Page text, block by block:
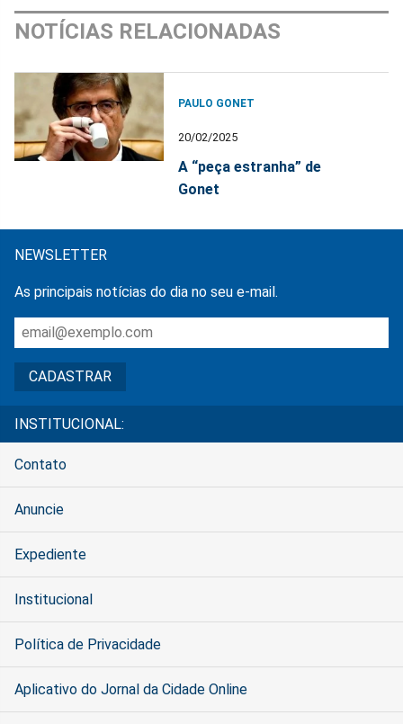
NOTÍCIAS RELACIONADAS
PAULO GONET
20/02/2025
A “peça estranha” de
Gonet
NEWSLETTER
As principais notícias do dia no seu e-mail.
INSTITUCIONAL:
Contato
Anuncie
Expediente
Institucional
Política de Privacidade
Aplicativo do Jornal da Cidade Online